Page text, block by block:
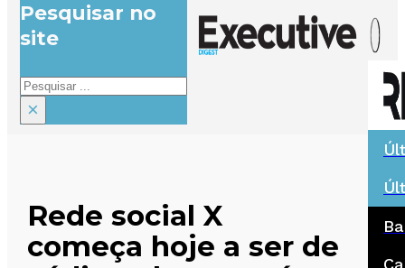
Pesquisar no
site
Pesquisar
×
Rede social X
começa hoje a ser de